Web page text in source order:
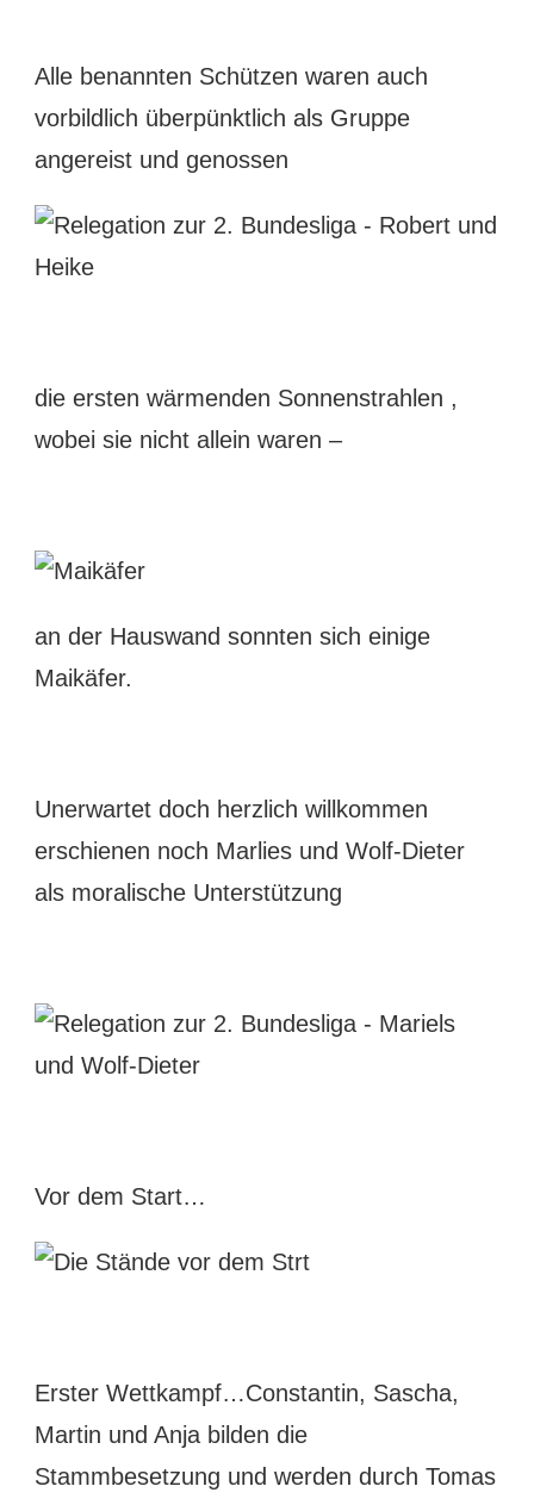
Alle benannten Schützen waren auch
vorbildlich überpünktlich als Gruppe
angereist und genossen
die ersten wärmenden Sonnenstrahlen ,
wobei sie nicht allein waren –
an der Hauswand sonnten sich einige
Maikäfer.
Unerwartet doch herzlich willkommen
erschienen noch Marlies und Wolf-Dieter
als moralische Unterstützung
Vor dem Start…
Erster Wettkampf…Constantin, Sascha,
Martin und Anja bilden die
Stammbesetzung und werden durch Tomas